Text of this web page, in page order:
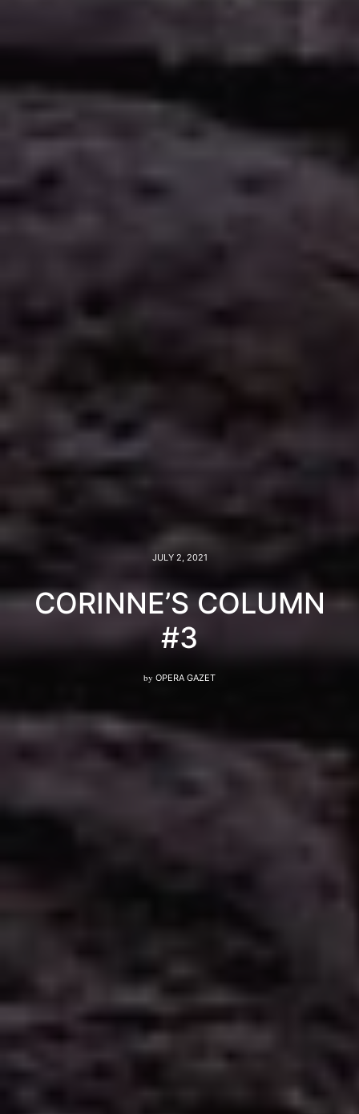
JULY 2, 2021
CORINNE’S COLUMN
#3
by OPERA GAZET